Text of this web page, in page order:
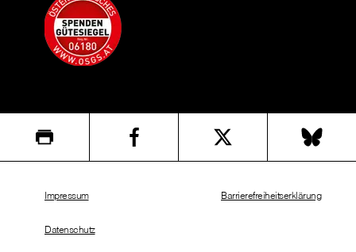
Impressum
Datenschutz
Barrierefreiheitserklärung